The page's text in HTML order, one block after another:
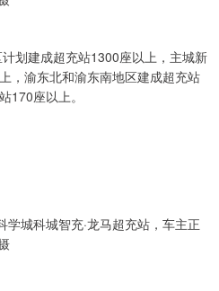
划建成超充站1300座以上，主城新
，渝东北和渝东南地区建成超充站
170座以上。
城科城智充·龙马超充站，车主正